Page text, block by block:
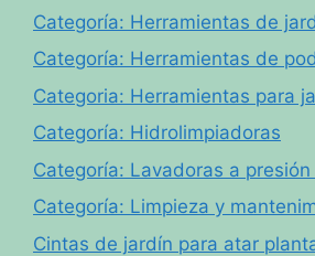
Categoría: Herramientas de
Categoría: Herramientas de
Categoria: Herramientas para
Categoría: Hidrolimpiadoras
Categoría: Lavadoras a
Categoría: Limpieza y
Cintas de jardín para atar